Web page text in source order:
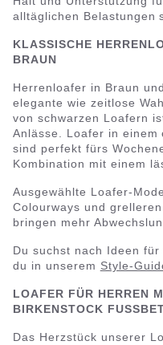
alltäglichen Belastungen
KLASSISCHE
BRAUN
Herrenloafer in Braun
elegante wie zeitlose
von schwarzen Loafern
Anlässe. Loafer in einem
sind perfekt fürs
Kombination mit einem
Ausgewählte Loafer-
Colourways und
bringen mehr
Du suchst nach Ideen
du in unserem Style-
LOAFER FÜR HERREN
BIRKENSTOCK
Das Herzstück unserer